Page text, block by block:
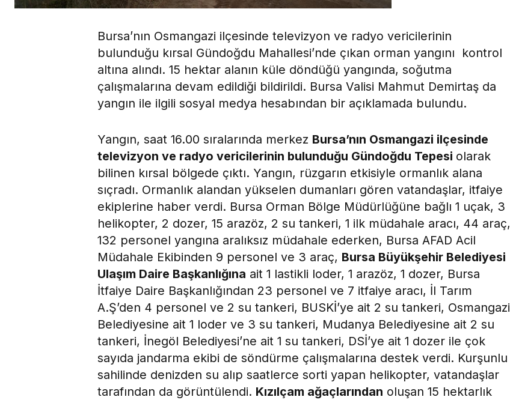
Bursa’nın Osmangazi ilçesinde televizyon ve radyo vericilerinin
bulunduğu kırsal Gündoğdu Mahallesi’nde çıkan orman yangını kontrol
altına alındı. 15 hektar alanın küle döndüğü yangında, soğutma
çalışmalarına devam edildiği bildirildi. Bursa Valisi Mahmut Demirtaş da
yangın ile ilgili sosyal medya hesabından bir açıklamada bulundu.
Yangın, saat 16.00 sıralarında merkez Bursa’nın Osmangazi ilçesinde
televizyon ve radyo vericilerinin bulunduğu Gündoğdu Tepesi olarak
bilinen kırsal bölgede çıktı. Yangın, rüzgarın etkisiyle ormanlık alana
sıçradı. Ormanlık alandan yükselen dumanları gören vatandaşlar, itfaiye
ekiplerine haber verdi. Bursa Orman Bölge Müdürlüğüne bağlı 1 uçak, 3
helikopter, 2 dozer, 15 arazöz, 2 su tankeri, 1 ilk müdahale aracı, 44 araç,
132 personel yangına aralıksız müdahale ederken, Bursa AFAD Acil
Müdahale Ekibinden 9 personel ve 3 araç, Bursa Büyükşehir Belediyesi
Ulaşım Daire Başkanlığına ait 1 lastikli loder, 1 arazöz, 1 dozer, Bursa
İtfaiye Daire Başkanlığından 23 personel ve 7 itfaiye aracı, İl Tarım
A.Ş’den 4 personel ve 2 su tankeri, BUSKİ’ye ait 2 su tankeri, Osmangazi
Belediyesine ait 1 loder ve 3 su tankeri, Mudanya Belediyesine ait 2 su
tankeri, İnegöl Belediyesi’ne ait 1 su tankeri, DSİ’ye ait 1 dozer ile çok
sayıda jandarma ekibi de söndürme çalışmalarına destek verdi. Kurşunlu
sahilinde denizden su alıp saatlerce sorti yapan helikopter, vatandaşlar
tarafından da görüntülendi. Kızılçam ağaçlarından oluşan 15 hektarlık